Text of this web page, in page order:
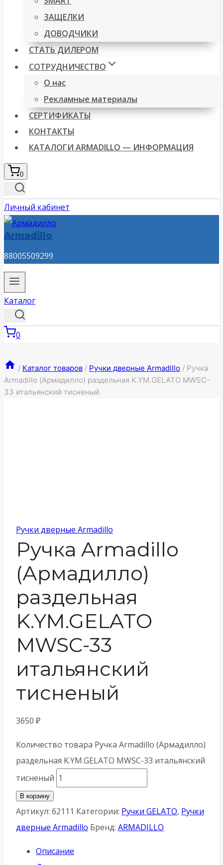
ЗАЩЕЛКИ
ДОВОДЧИКИ
СТАТЬ ДИЛЕРОМ
СОТРУДНИЧЕСТВО
О нас
Рекламные материалы
СЕРТИФИКАТЫ
КОНТАКТЫ
КАТАЛОГИ ARMADILLO — ИНФОРМАЦИЯ
0
Личный кабинет
Armadillo
88005509299
Каталог
0
/ Каталог товаров / Ручки дверные Armadillo / Ручка
Armadillo (Армадилло) раздельная K.YM.GELATO MWSC-
33 итальянский тисненый
Ручки дверные Armadillo
Ручка Armadillo
(Армадилло)
раздельная
K.YM.GELATO
MWSC-33
итальянский
тисненый
3650 ₽
Количество товара Ручка Armadillo (Армадилло)
раздельная K.YM.GELATO MWSC-33 итальянский
тисненый
В корзину
Артикул: 62111 Категории: Ручки GELATO, Ручки
дверные Armadillo Бренд: ARMADILLO
Описание